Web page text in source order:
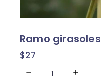
Ramo girasoles
$27